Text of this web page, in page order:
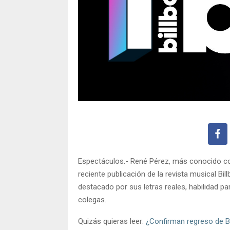
Espectáculos.- René Pérez, más conocido
reciente publicación de la revista musical
destacado por sus letras reales, habilidad
colegas.
Quizás quieras leer: ¿Confirman regreso de